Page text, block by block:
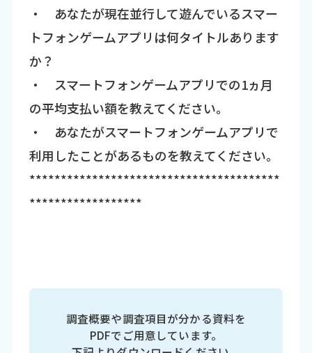
・ あなたが現在並行して遊んでいるスマー
トフォンゲームアプリは何タイトルあります
か？
・ スマートフォンゲームアプリでの1ヵ月
の平均支払い額を教えてください。
・ あなたがスマートフォンゲームアプリで
利用したことがあるものを教えてください。
****************************************
******************
調査概要や調査項目が分かる資料を
PDFでご用意しています。